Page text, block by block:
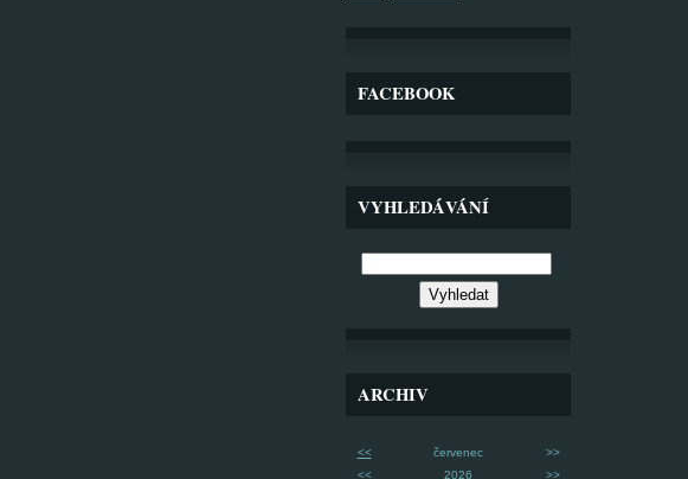
FACEBOOK
VYHLEDÁVÁNÍ
ARCHIV
<< červenec
>>
<<
2026 >>